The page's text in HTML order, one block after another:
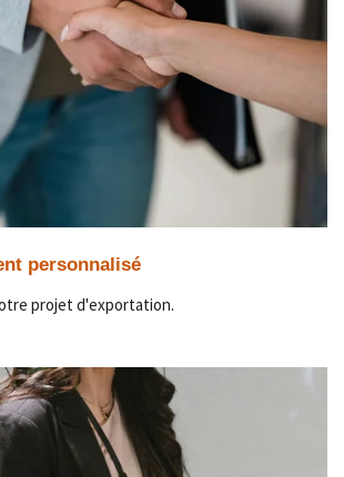
personnalisé
projet d'exportation.